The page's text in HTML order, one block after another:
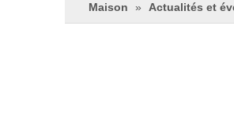
Maison » Actualités et